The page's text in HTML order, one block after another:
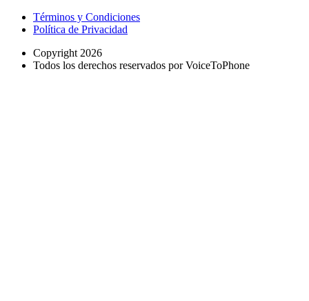
Términos y Condiciones
Política de Privacidad
Copyright 2026
Todos los derechos reservados por VoiceToPhone